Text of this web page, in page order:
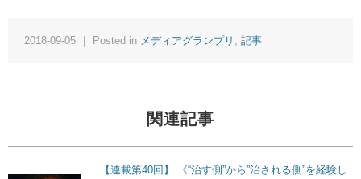
2018-09-05 ｜ Posted in メディアグランプリ , 記事
関連記事
【連載第40回】 《“治す側”から”治される側”を経験し